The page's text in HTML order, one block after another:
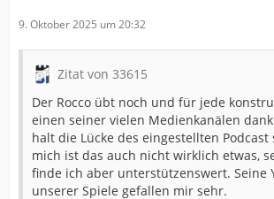
9. Oktober 2025 um 20:32
Zitat von 33615
Der Rocco übt noch und für jede
einen seiner vielen Medienkanälen
halt die Lücke des eingestellten Podcast
mich ist das auch nicht wirklich etwas,
finde ich aber unterstützenswert. Seine
unserer Spiele gefallen mir sehr.